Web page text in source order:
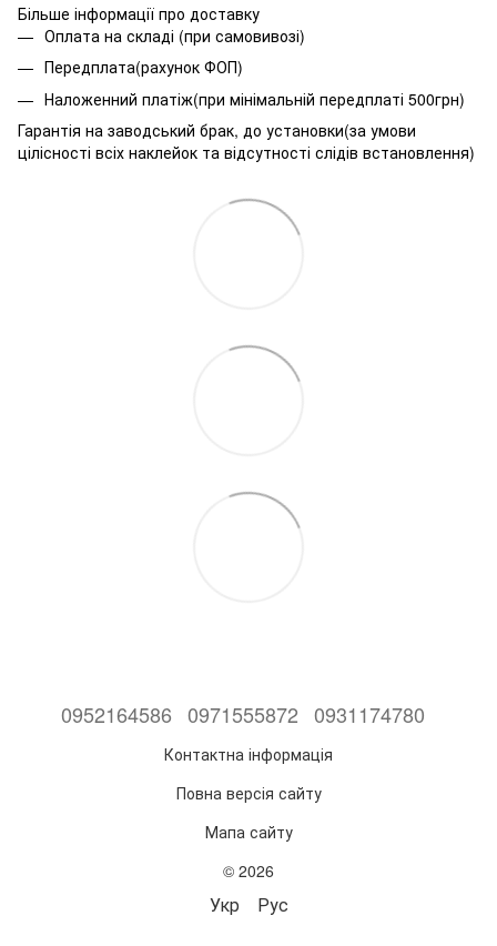
Більше інформації про доставку
Оплата на складі (при самовивозі)
Передплата(рахунок ФОП)
Наложенний платіж(при мінімальній передплаті 500грн)
Гарантія на заводський брак, до установки(за умови
цілісності всіх наклейок та відсутності слідів встановлення)
0952164586 0971555872 0931174780
Контактна інформація
Повна версія сайту
Мапа сайту
© 2026
Укр Рус